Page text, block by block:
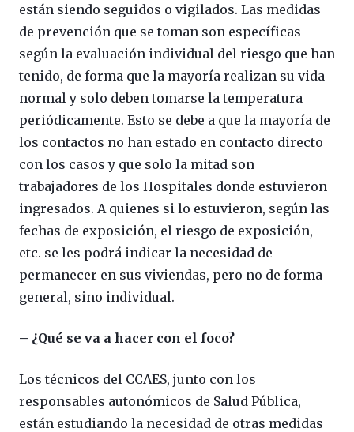
están siendo seguidos o vigilados. Las medidas
de prevención que se toman son específicas
según la evaluación individual del riesgo que han
tenido, de forma que la mayoría realizan su vida
normal y solo deben tomarse la temperatura
periódicamente. Esto se debe a que la mayoría de
los contactos no han estado en contacto directo
con los casos y que solo la mitad son
trabajadores de los Hospitales donde estuvieron
ingresados. A quienes si lo estuvieron, según las
fechas de exposición, el riesgo de exposición,
etc. se les podrá indicar la necesidad de
permanecer en sus viviendas, pero no de forma
general, sino individual.
– ¿Qué se va a hacer con el foco?
Los técnicos del CCAES, junto con los
responsables autonómicos de Salud Pública,
están estudiando la necesidad de otras medidas